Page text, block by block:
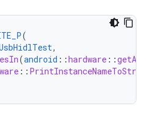
(
,
(android ::hardware ::
::